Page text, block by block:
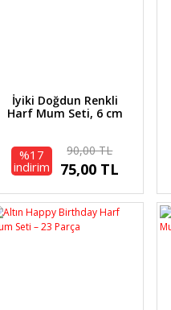
İyiki Doğdun Renkli
Harf Mum Seti, 6 cm
%17
indirim
90,00 TL
75,00 TL